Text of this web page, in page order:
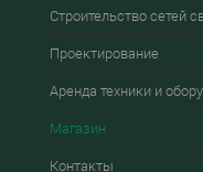
Строительство сетей
Проектирование
Аренда техники и
Магазин
Контакты